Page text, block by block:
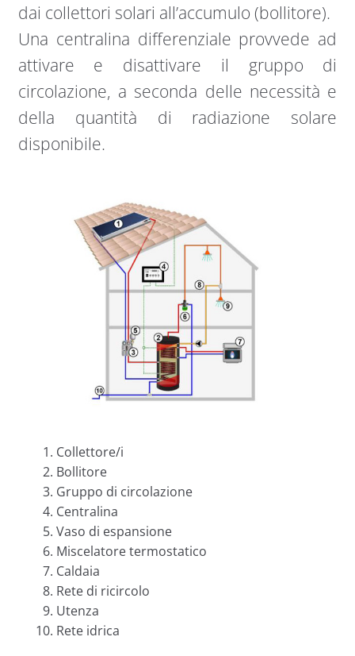
dai collettori solari all’accumulo (bollitore).
Una centralina differenziale provvede ad
attivare e disattivare il gruppo di
circolazione, a seconda delle necessità e
della quantità di radiazione solare
disponibile.
Collettore/i
Bollitore
Gruppo di circolazione
Centralina
Vaso di espansione
Miscelatore termostatico
Caldaia
Rete di ricircolo
Utenza
Rete idrica